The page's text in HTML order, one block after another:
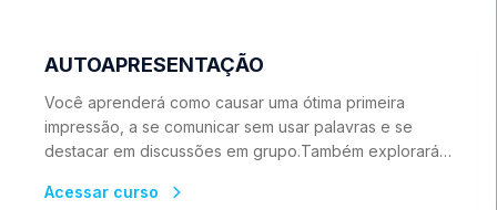
AUTOAPRESENTAÇÃO
Você aprenderá como causar uma ótima primeira
impressão, a se comunicar sem usar palavras e se
destacar em discussões em grupo.Também explorará
podem transmitir seus sentimentos e pensamentos.
Acessar curso